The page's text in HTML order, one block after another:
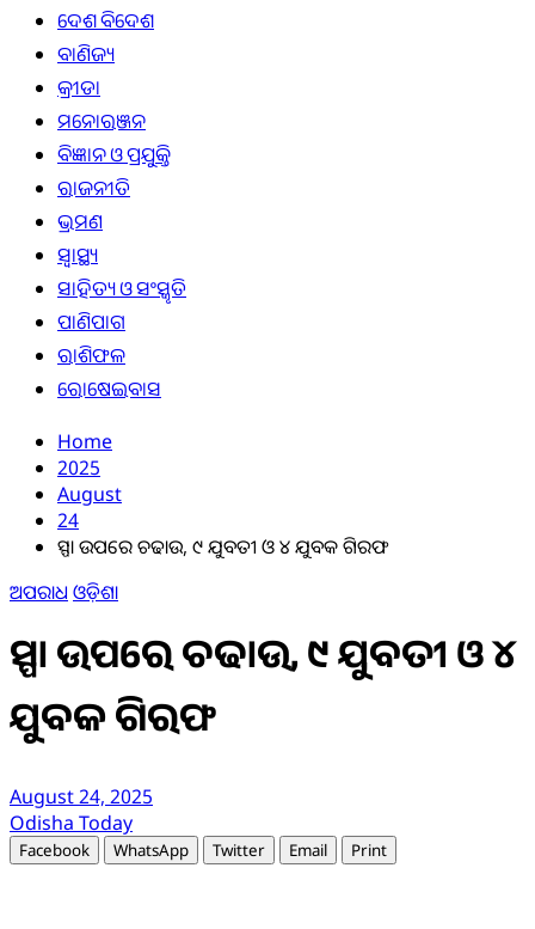
ଦେଶ ବିଦେଶ
ବାଣିଜ୍ୟ
କ୍ରୀଡା
ମନୋରଞ୍ଜନ
ବିଜ୍ଞାନ ଓ ପ୍ରଯୁକ୍ତି
ରାଜନୀତି
ଭ୍ରମଣ
ସ୍ୱାସ୍ଥ୍ୟ
ସାହିତ୍ୟ ଓ ସଂସ୍କୃତି
ପାଣିପାଗ
ରାଶିଫଳ
ରୋଷେଇବାସ
Home
2025
August
24
ସ୍ପା ଉପରେ ଚଢାଉ, ୯ ଯୁବତୀ ଓ ୪ ଯୁବକ ଗିରଫ
ଅପରାଧ ଓଡ଼ିଶା
ସ୍ପା ଉପରେ ଚଢାଉ, ୯ ଯୁବତୀ ଓ ୪
ଯୁବକ ଗିରଫ
August 24, 2025
Odisha Today
Facebook WhatsApp Twitter Email Print